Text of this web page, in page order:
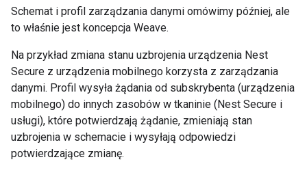
Schemat i profil zarządzania danymi omówimy później, ale
to właśnie jest koncepcja Weave.
Na przykład zmiana stanu uzbrojenia urządzenia Nest
Secure z urządzenia mobilnego korzysta z zarządzania
danymi. Profil wysyła żądania od subskrybenta (urządzenia
mobilnego) do innych zasobów w tkaninie (Nest Secure i
usługi), które potwierdzają żądanie, zmieniają stan
uzbrojenia w schemacie i wysyłają odpowiedzi
potwierdzające zmianę.